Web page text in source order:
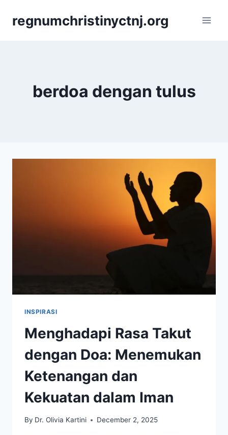
regnumchristinyctnj.org
berdoa dengan tulus
INSPIRASI
Menghadapi Rasa Takut
dengan Doa: Menemukan
Ketenangan dan
Kekuatan dalam Iman
By Dr. Olivia Kartini December 2, 2025